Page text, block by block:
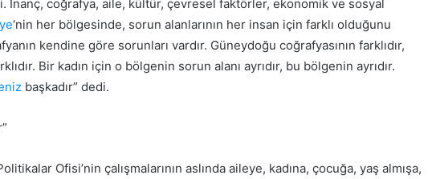
İnanç, coğrafya, aile, kültür, çevresel faktörler, ekonomik ve sosyal
‘nin her bölgesinde, sorun alanlarının her insan için farklı olduğunu
kendine göre sorunları vardır. Güneydoğu coğrafyasının farklıdır,
Bir kadın için o bölgenin sorun alanı ayrıdır, bu bölgenin ayrıdır.
başkadır” dedi.
Ofisi’nin çalışmalarının aslında aileye, kadına, çocuğa, yaş almışa,